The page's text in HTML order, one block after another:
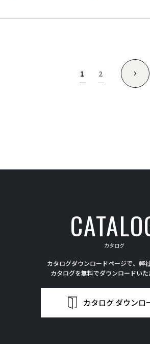
投
稿
1 2
カタログ
カタログダウンロードページで、弊
カタログを無料でダウンロードいた
カタログ ダウンロ